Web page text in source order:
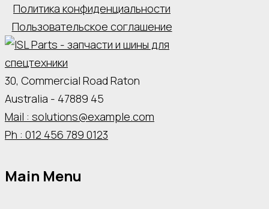
Политика конфиденциальности
Пользовательское соглашение
30, Commercial Road Raton
Australia - 47889 45
Mail : solutions@example.com
Ph : 012 456 789 0123
Main Menu